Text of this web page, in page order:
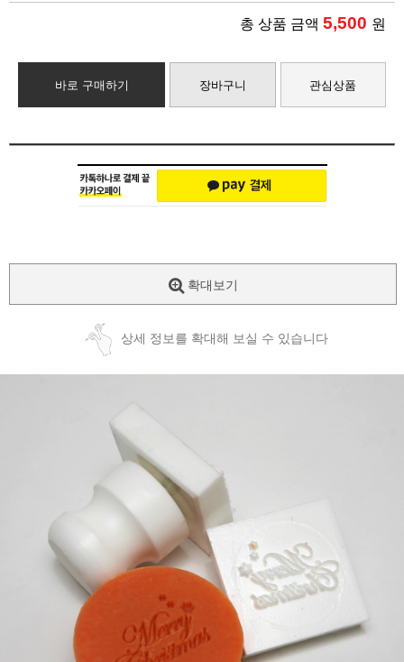
총 상품 금액 5,500 원
바로 구매하기 장바구니 관심상품
확대보기
상세 정보를 확대해 보실 수 있습니다